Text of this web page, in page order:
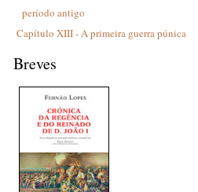
período antigo
Capítulo XIII - A primeira guerra púnica
Breves